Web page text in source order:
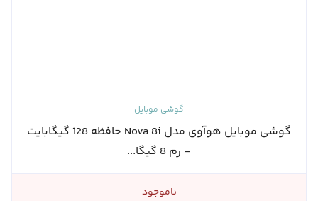
گوشی موبایل
گوشی موبایل هوآوی مدل Nova 8i حافظه 128 گیگابایت
- رم 8 گیگا...
ناموجود